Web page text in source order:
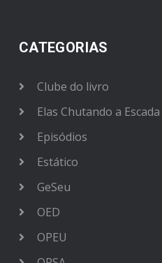
CATEGORIAS
Clube do livro
Elas Chutando a Escada
Episódios
Estático
GeSeu
OED
OPEU